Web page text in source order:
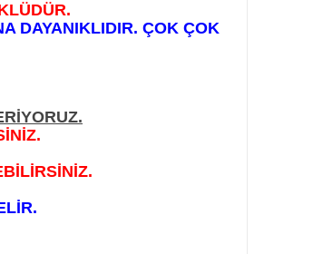
DAYANIKLIDIR. ÇOK ÇOK